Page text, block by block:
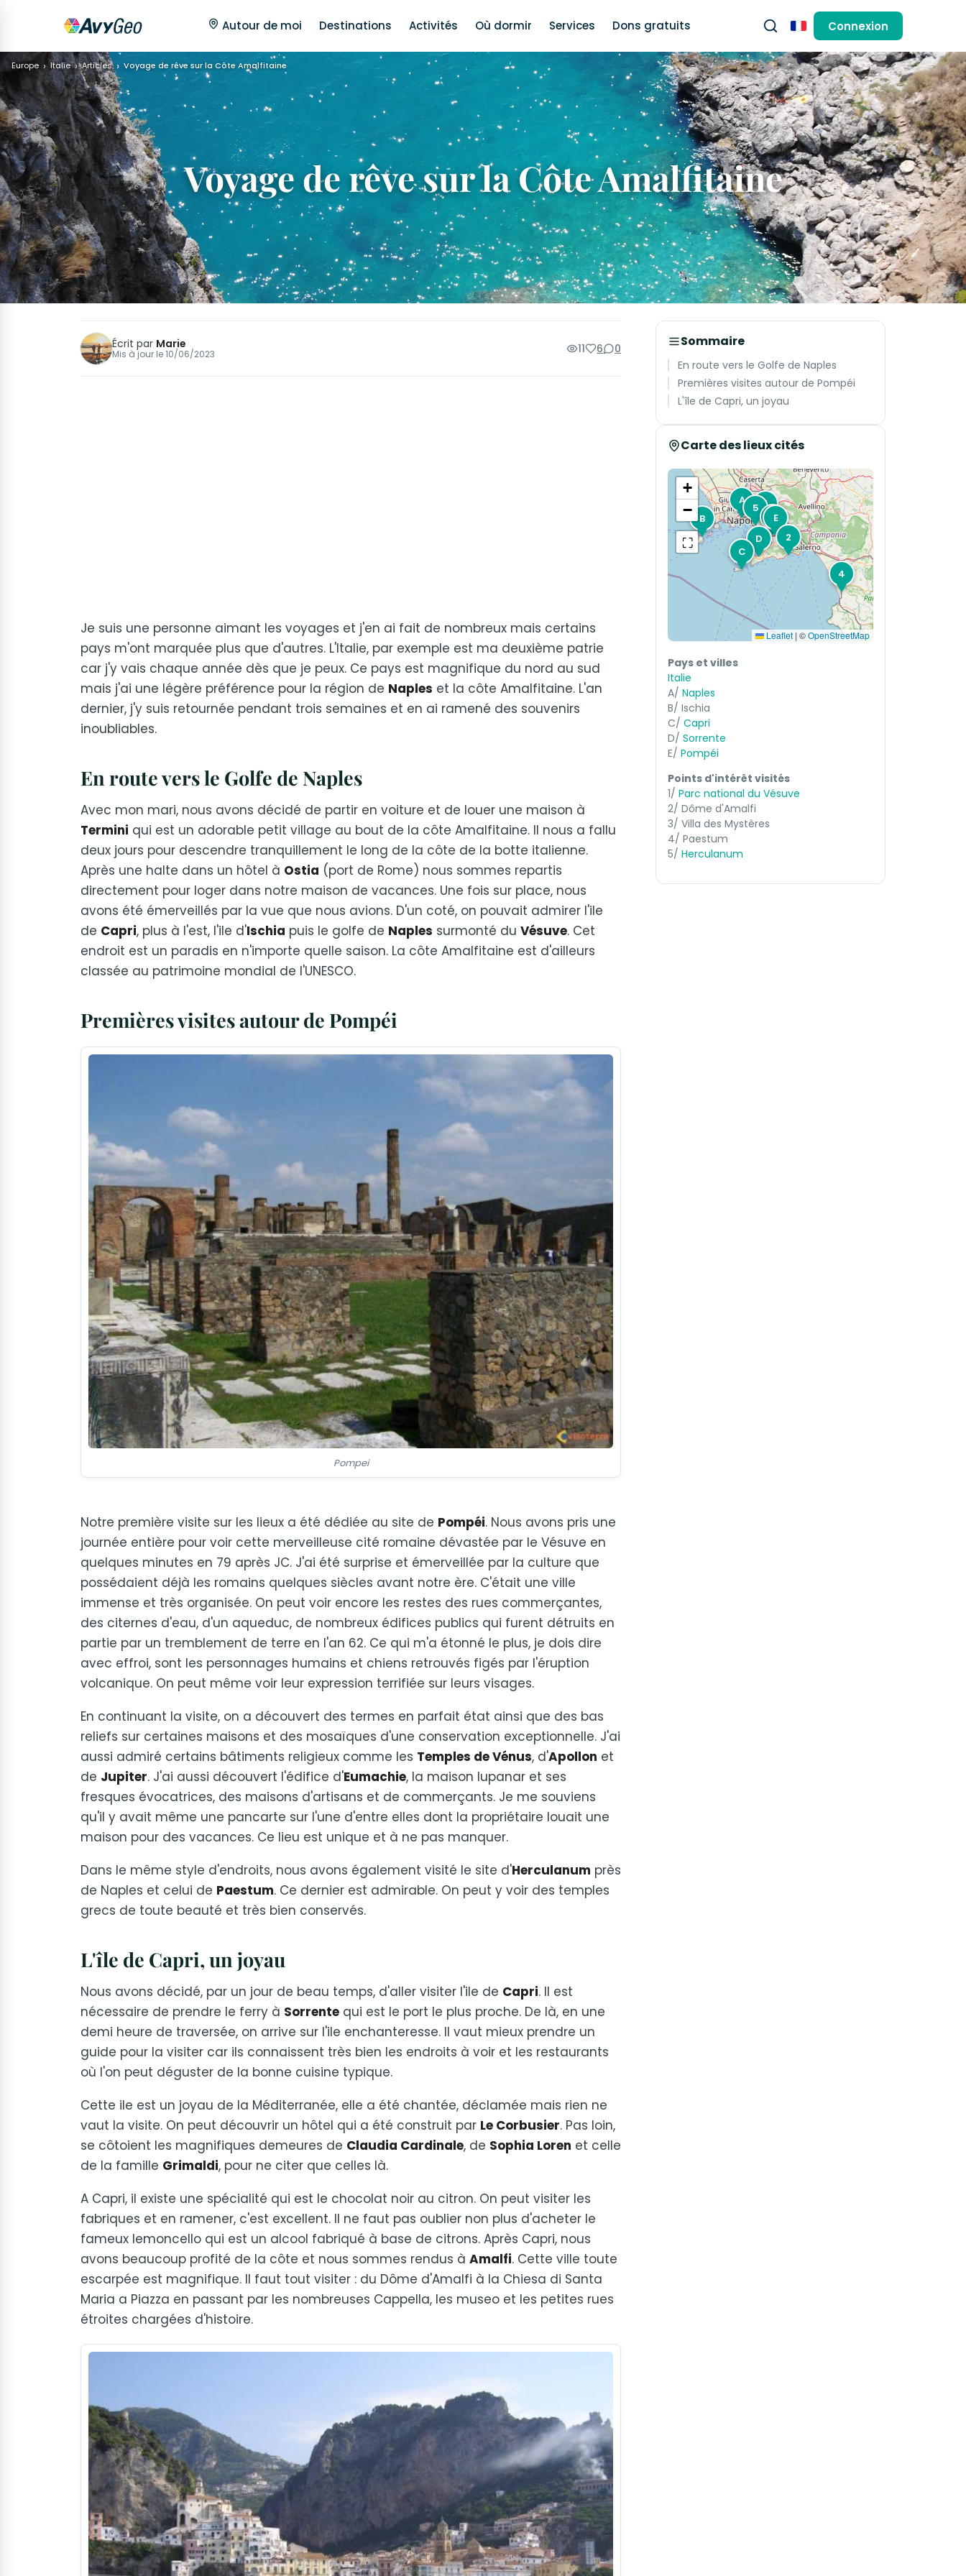
Autour de moi Destinations Activités Où dormir Services Dons gratuits FrançaisConnexion
Europe Italie Articles Voyage de rêve sur la Côte Amalfitaine
Voyage de rêve sur la Côte Amalfitaine
Écrit par Marie
Mis à jour le10/06/2023 11 6 0
Je suis une personne aimant les voyages et j'en ai fait de nombreux mais certains
pays m'ont marquée plus que d'autres. L'Italie, par exemple est ma deuxième patrie
car j'y vais chaque année dès que je peux. Ce pays est magnifique du nord au sud
mais j'ai une légère préférence pour la région de Naples et la côte Amalfitaine. L'an
dernier, j'y suis retournée pendant trois semaines et en ai ramené des souvenirs
inoubliables.
En route vers le Golfe de Naples
Avec mon mari, nous avons décidé de partir en voiture et de louer une maison à
Termini qui est un adorable petit village au bout de la côte Amalfitaine. Il nous a fallu
deux jours pour descendre tranquillement le long de la côte de la botte italienne.
Après une halte dans un hôtel à Ostia (port de Rome) nous sommes repartis
directement pour loger dans notre maison de vacances. Une fois sur place, nous
avons été émerveillés par la vue que nous avions. D'un coté, on pouvait admirer l'ile
de Capri, plus à l'est, l'ile d'Ischia puis le golfe de Naples surmonté du Vésuve. Cet
endroit est un paradis en n'importe quelle saison. La côte Amalfitaine est d'ailleurs
classée au patrimoine mondial de l'UNESCO.
Premières visites autour de Pompéi
Pompei
Notre première visite sur les lieux a été dédiée au site de Pompéi. Nous avons pris une
journée entière pour voir cette merveilleuse cité romaine dévastée par le Vésuve en
quelques minutes en 79 après JC. J'ai été surprise et émerveillée par la culture que
possédaient déjà les romains quelques siècles avant notre ère. C'était une ville
immense et très organisée. On peut voir encore les restes des rues commerçantes,
des citernes d'eau, d'un aqueduc, de nombreux édifices publics qui furent détruits en
partie par un tremblement de terre en l'an 62. Ce qui m'a étonné le plus, je dois dire
avec effroi, sont les personnages humains et chiens retrouvés figés par l'éruption
volcanique. On peut même voir leur expression terrifiée sur leurs visages.
En continuant la visite, on a découvert des termes en parfait état ainsi que des bas
reliefs sur certaines maisons et des mosaïques d'une conservation exceptionnelle. J'ai
aussi admiré certains bâtiments religieux comme les Temples de Vénus, d'Apollon et
de Jupiter. J'ai aussi découvert l'édifice d'Eumachie, la maison lupanar et ses
fresques évocatrices, des maisons d'artisans et de commerçants. Je me souviens
qu'il y avait même une pancarte sur l'une d'entre elles dont la propriétaire louait une
maison pour des vacances. Ce lieu est unique et à ne pas manquer.
Dans le même style d'endroits, nous avons également visité le site d'Herculanum près
de Naples et celui de Paestum. Ce dernier est admirable. On peut y voir des temples
grecs de toute beauté et très bien conservés.
L'île de Capri, un joyau
Nous avons décidé, par un jour de beau temps, d'aller visiter l'ile de Capri. Il est
nécessaire de prendre le ferry à Sorrente qui est le port le plus proche. De là, en une
demi heure de traversée, on arrive sur l'ile enchanteresse. Il vaut mieux prendre un
guide pour la visiter car ils connaissent très bien les endroits à voir et les restaurants
où l'on peut déguster de la bonne cuisine typique.
Cette ile est un joyau de la Méditerranée, elle a été chantée, déclamée mais rien ne
vaut la visite. On peut découvrir un hôtel qui a été construit par Le Corbusier. Pas loin,
se côtoient les magnifiques demeures de Claudia Cardinale, de Sophia Loren et celle
de la famille Grimaldi, pour ne citer que celles là.
A Capri, il existe une spécialité qui est le chocolat noir au citron. On peut visiter les
fabriques et en ramener, c'est excellent. Il ne faut pas oublier non plus d'acheter le
fameux lemoncello qui est un alcool fabriqué à base de citrons. Après Capri, nous
avons beaucoup profité de la côte et nous sommes rendus à Amalfi. Cette ville toute
escarpée est magnifique. Il faut tout visiter : du Dôme d'Amalfi à la Chiesa di Santa
Maria a Piazza en passant par les nombreuses Cappella, les museo et les petites rues
étroites chargées d'histoire.
Sommaire
En route vers le Golfe de Naples
Premières visites autour de Pompéi
L'île de Capri, un joyau
Carte des lieux cités
1
2
3
4
5
A
B
C
D
E
+
−
⛶
Leaflet | ©OpenStreetMap
Pays et villes
Italie
A/ Naples
B/ Ischia
C/ Capri
D/ Sorrente
E/ Pompéi
Points d'intérêt visités
1/ Parc national du Vésuve
2/ Dôme d'Amalfi
3/ Villa des Mystères
4/ Paestum
5/ Herculanum